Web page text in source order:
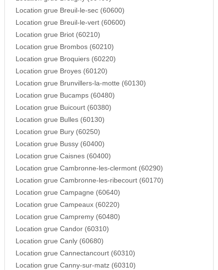
Location grue Breuil-le-sec (60600)
Location grue Breuil-le-vert (60600)
Location grue Briot (60210)
Location grue Brombos (60210)
Location grue Broquiers (60220)
Location grue Broyes (60120)
Location grue Brunvillers-la-motte (60130)
Location grue Bucamps (60480)
Location grue Buicourt (60380)
Location grue Bulles (60130)
Location grue Bury (60250)
Location grue Bussy (60400)
Location grue Caisnes (60400)
Location grue Cambronne-les-clermont (60290)
Location grue Cambronne-les-ribecourt (60170)
Location grue Campagne (60640)
Location grue Campeaux (60220)
Location grue Campremy (60480)
Location grue Candor (60310)
Location grue Canly (60680)
Location grue Cannectancourt (60310)
Location grue Canny-sur-matz (60310)